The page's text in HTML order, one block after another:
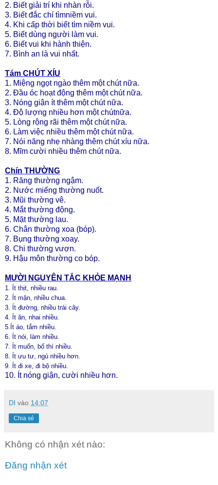
2. Biết giải trí khi nhàn rỗi.
3. Biết đắc chí tìmniềm vui.
4. Khi cấp thời biết tìm niềm vui.
5. Biết dùng người làm vui.
6. Biết vui khi hành thiện.
7. Bình an là vui nhất.
Tám CHÚT XÍU
1. Miệng ngọt ngào thêm một chút nữa.
2. Ðầu óc hoạt động thêm một chút nữa.
3. Nóng giận ít thêm một chút nữa.
4. Ðộ lượng nhiều hơn một chútnữa.
5. Lòng rộng rãi thêm một chút nữa.
6. Làm việc nhiều thêm một chút nữa.
7. Nói năng nhẹ nhàng thêm chút xíu nữa.
8. Mĩm cười nhiều thêm chút nữa.
Chín THƯỜNG
1. Răng thường ngậm.
2. Nước miếng thường nuốt.
3. Mũi thường vê.
4. Mắt thường động.
5. Mặt thường lau.
6. Chân thường xoa (bóp).
7. Bụng thường xoay.
8. Chi thường vươn.
9. Hậu môn thường co bóp.
MƯỜI NGUYÊN TẮC KHỎE MẠNH
1. Ít thịt, nhiều rau.
2. Ít mặn, nhiều chua.
3. Ít đường, nhiều trái cây.
4. Ít ăn, nhai nhiều.
5.Ít áo, tắm nhiều.
6. Ít nói, làm nhiều.
7. Ít muốn, bố thí nhiều.
8. Ít ưu tư, ngủ nhiều hơn.
9. Ít đi xe, đi bộ nhiều.
10. Ít nóng giận, cười nhiều hơn.
DI vào 14:07
Chia sẻ
Không có nhận xét nào:
Đăng nhận xét